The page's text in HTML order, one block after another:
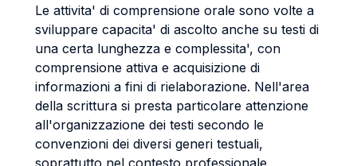
Le attivita' di comprensione orale sono volte a
sviluppare capacita' di ascolto anche su testi di
una certa lunghezza e complessita', con
comprensione attiva e acquisizione di
informazioni a fini di rielaborazione. Nell'area
della scrittura si presta particolare attenzione
all'organizzazione dei testi secondo le
convenzioni dei diversi generi testuali,
soprattutto nel contesto professionale,